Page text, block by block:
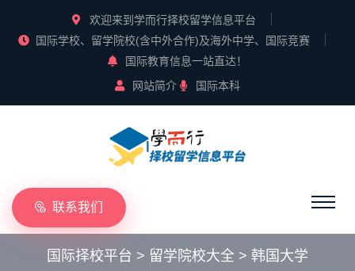
欢迎来到学而行择校留学信息平台
国际学校、留学院校(含中外合作)及海外中学、国际竞赛
国际教育信息一站直达！
网站简介
国际本科
联系我们
国际择校平台 > 留学院校大全 > 韩国大学